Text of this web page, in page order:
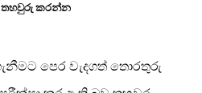
තහවුරු කරන්න
පෙර වැදගත් තොරතුරු